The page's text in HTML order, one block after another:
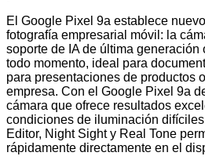
El Google Pixel 9a establece
fotografía empresarial móvil: la
soporte de IA de última generación
todo momento, ideal para
para presentaciones de productos
empresa. Con el Google Pixel 9a
cámara que ofrece resultados
condiciones de iluminación
Editor, Night Sight y Real Tone
rápidamente directamente en el